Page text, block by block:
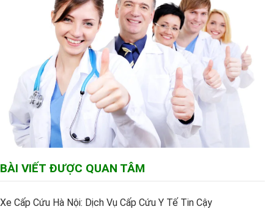
BÀI VIẾT ĐƯỢC QUAN TÂM
Xe Cấp Cứu Hà Nội: Dịch Vụ Cấp Cứu Y Tế Tin Cậy